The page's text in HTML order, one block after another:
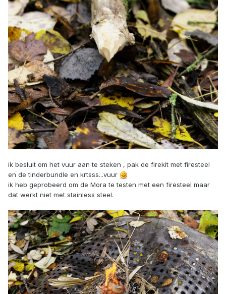
ik besluit om het vuur aan te steken , pak de firekit met firesteel
en de tinderbundle en krtsss...vuur
ik heb geprobeerd om de Mora te testen met een firesteel maar
dat werkt niet met stainless steel.